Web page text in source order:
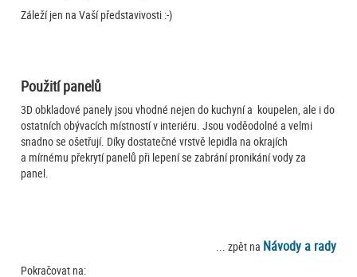
Záleží jen na Vaší představivosti :-)
Použití panelů
3D obkladové panely jsou vhodné nejen do kuchyní a koupelen, ale i do
ostatních obývacích místností v interiéru. Jsou voděodolné a velmi
snadno se ošetřují. Díky dostatečné vrstvě lepidla na okrajích
a mírnému překrytí panelů při lepení se zabrání pronikání vody za
panel.
... zpět na Návody a rady
Pokračovat na: